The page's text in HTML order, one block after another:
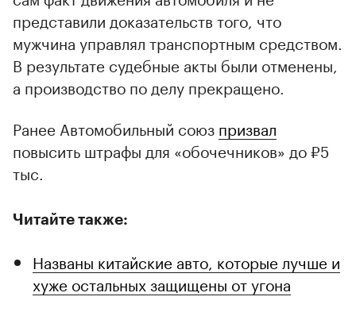
представили доказательств того, что
мужчина управлял транспортным средством.
В результате судебные акты были отменены,
а производство по делу прекращено.
Ранее Автомобильный союз призвал
повысить штрафы для «обочечников» до ₽5
тыс.
Читайте также:
Названы китайские авто, которые лучше и
хуже остальных защищены от угона